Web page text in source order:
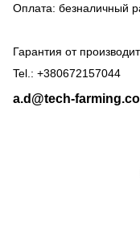
Оплата: безналичный
Гарантия от
Tel.: +380672157044
a.d@tech-